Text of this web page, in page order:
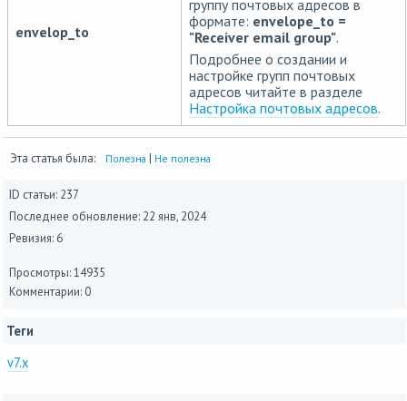
envelop_to
группу почтовых адресов в
формате: envelope_to =
"Receiver email group".
Подробнее о создании и
настройке групп почтовых
адресов читайте в разделе
Настройка почтовых адресов.
Эта статья была: Полезна | Не полезна
ID статьи: 237
Последнее обновление: 22 янв, 2024
Ревизия: 6
Просмотры: 14935
Комментарии: 0
Теги
v7.x